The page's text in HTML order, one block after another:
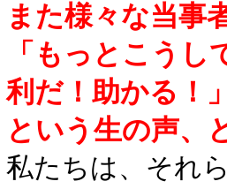
また様々な当事
「もっとこう
利だ！助かる！
という生の声、
私たちは、それ